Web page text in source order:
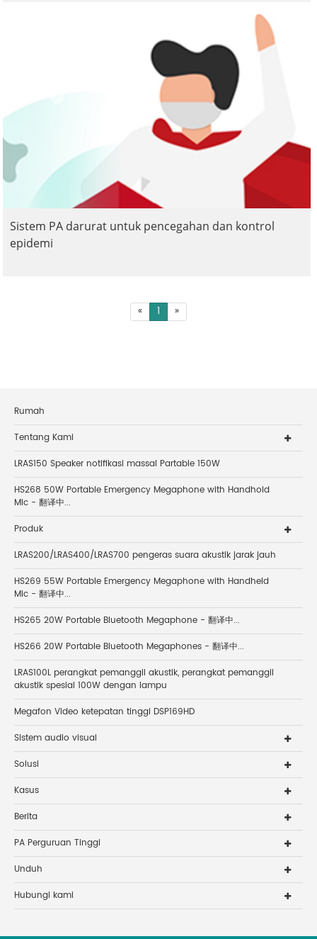
Sistem PA darurat untuk pencegahan dan kontrol
epidemi
« 1 »
Rumah
Tentang Kami
LRAS150 Speaker notifikasi massal Partable 150W
HS268 50W Portable Emergency Megaphone with Handhold
Mic - 翻译中...
Produk
LRAS200/LRAS400/LRAS700 pengeras suara akustik jarak jauh
HS269 55W Portable Emergency Megaphone with Handheld
Mic - 翻译中...
HS265 20W Portable Bluetooth Megaphone - 翻译中...
HS266 20W Portable Bluetooth Megaphones - 翻译中...
LRAS100L perangkat pemanggil akustik, perangkat pemanggil
akustik spesial 100W dengan lampu
Megafon Video ketepatan tinggi DSP169HD
Sistem audio visual
Solusi
Kasus
Berita
PA Perguruan Tinggi
Unduh
Hubungi kami